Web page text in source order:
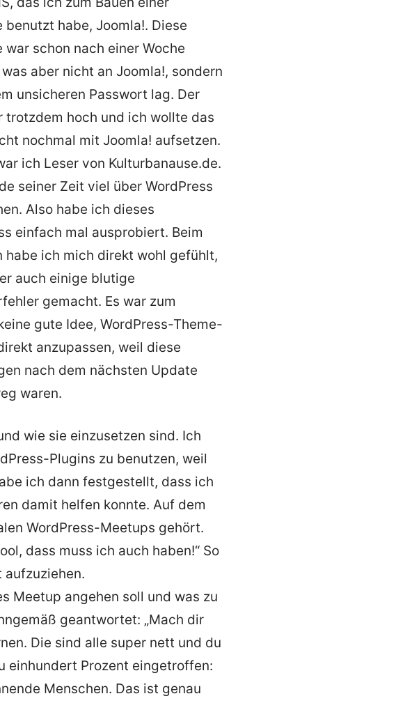
benutzt habe, Joomla!. Diese
war schon nach einer Woche
aber nicht an Joomla!, sondern
unsicheren Passwort lag. Der
trotzdem hoch und ich wollte das
nochmal mit Joomla! aufsetzen.
ich Leser von Kulturbanause.de.
seiner Zeit viel über WordPress
Also habe ich dieses
einfach mal ausprobiert. Beim
habe ich mich direkt wohl gefühlt,
auch einige blutige
gemacht. Es war zum
gute Idee, WordPress-Theme-
anzupassen, weil diese
nach dem nächsten Update
waren.
wie sie einzusetzen sind. Ich
Plugins zu benutzen, weil
ich dann festgestellt, dass ich
damit helfen konnte. Auf dem
WordPress-Meetups gehört.
dass muss ich auch haben!“ So
aufzuziehen.
Meetup angehen soll und was zu
geantwortet: „Mach dir
Die sind alle super nett und du
einhundert Prozent eingetroffen:
Menschen. Das ist genau